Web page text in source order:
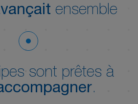
ensemble
sont prêtes à
.